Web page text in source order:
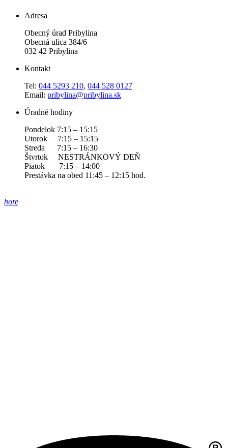
Adresa
Obecný úrad Pribylina
Obecná ulica 384/6
032 42 Pribylina
Kontakt
Tel: 044 5293 210, 044 528 0127
Email: pribylina@pribylina.sk
Úradné hodiny
Pondelok 7:15 – 15:15
Utorok 7:15 – 15:15
Streda 7:15 – 16:30
Štvrtok NESTRÁNKOVÝ DEŇ
Piatok 7:15 – 14:00
Prestávka na obed 11:45 – 12:15 hod.
hore